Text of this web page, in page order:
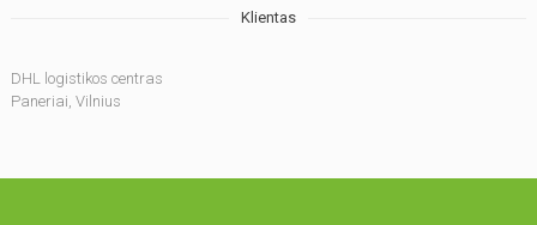
Klientas
DHL logistikos centras
Paneriai, Vilnius